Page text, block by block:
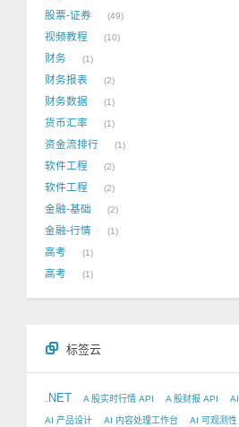
股票-证券 49
视频教程 10
财务 1
财务报表 2
财务数据 1
货币汇率 1
资金流排行 1
软件工程 2
软件工程 2
金融-基础 2
金融-行情 1
高考 1
高考 1
标签云
.NET A 股实时行情 API A 股财报 API AI
AI 产品设计 AI 内容处理工作台 AI 可观测性